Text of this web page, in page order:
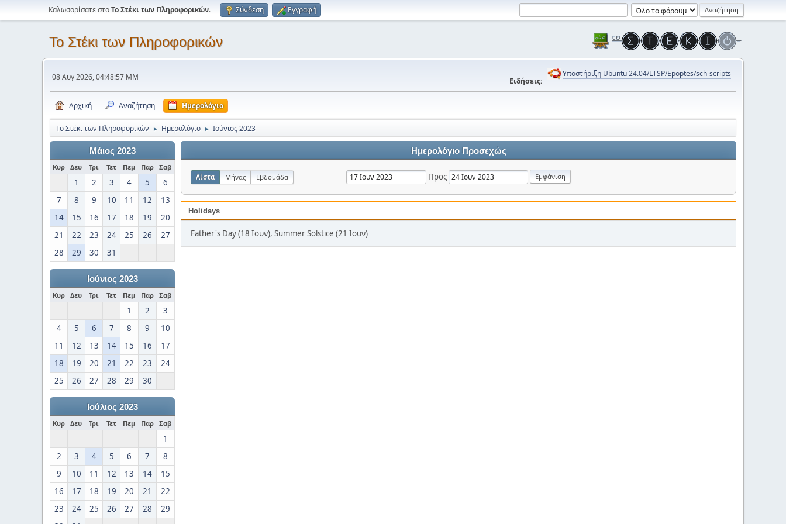
Καλωσορίσατε στοΤο Στέκι των Πληροφορικών. Σύνδεση Εγγραφή
Το Στέκι των Πληροφορικών
08 Αυγ 2026, 04:48:57 ΜΜ Ειδήσεις:
Υποστήριξη Ubuntu 24.04/LTSP/Epoptes/sch-scripts
Αρχική Αναζήτηση Ημερολόγιο
Το Στέκι των Πληροφορικών ► Ημερολόγιο ► Ιούνιος 2023
Μάιος 2023
Κυρ Δευ Τρι Τετ Πεμ Παρ Σαβ
1 2 3 4 5
6
7
8 9 10 11 12
13
14
15 16 17 18 19
20
21
22 23 24 25 26
27
28
29 30 31
Ιούνιος 2023
Κυρ Δευ Τρι Τετ Πεμ Παρ Σαβ
1 2
3
4
5 6 7 8 9
10
11
12 13 14 15 16
17
18
19 20 21 22 23
24
25
26 27 28 29 30
Ιούλιος 2023
Κυρ Δευ Τρι Τετ Πεμ Παρ Σαβ
1
2
3 4 5 6 7
8
9
10 11 12 13 14
15
16
17 18 19 20 21
22
23
24 25 26 27 28
29
Ημερολόγιο Προσεχώς
Λίστα Μήνας Εβδομάδα Προς
Holidays
Father's Day (18 Ιουν), Summer Solstice (21 Ιουν)